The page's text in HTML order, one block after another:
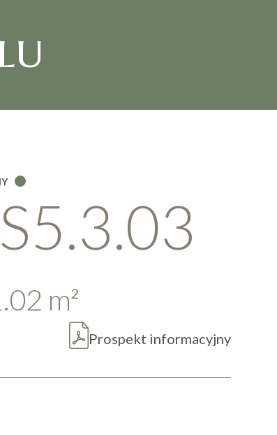
m2
Prospekt informacyjny